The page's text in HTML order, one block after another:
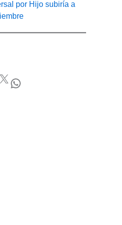
por Hijo subiría a
X WhatsApp